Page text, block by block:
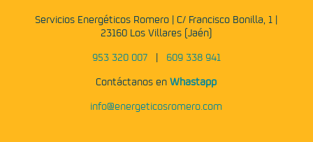
Servicios Energéticos Romero | C/ Francisco Bonilla, 1 |
23160 Los Villares (Jaén)
953 320 007| 609 338 941
Contáctanos enWhastapp
info@energeticosromero.com